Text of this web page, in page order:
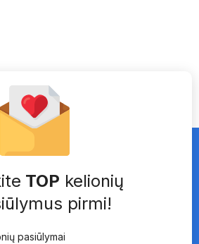
TOP kelionių
pirmi!
pasiūlymai